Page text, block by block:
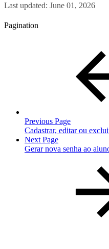
Last updated: June 01, 2026
Pagination
Previous Page
Cadastrar, editar ou
Next Page
Gerar nova senha ao